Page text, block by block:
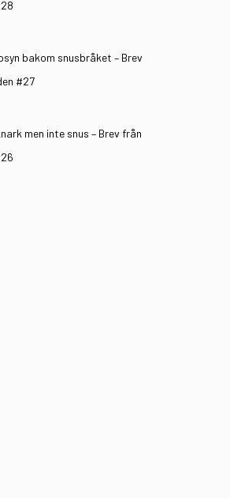
bakom snusbråket – Brev
#27
men inte snus – Brev från